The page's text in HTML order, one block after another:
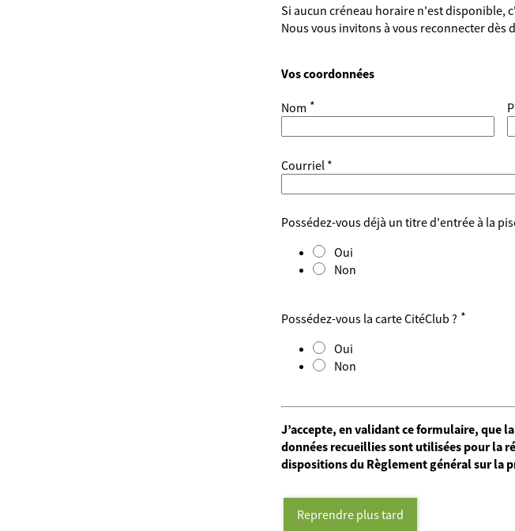
Si aucun créneau horaire n'est disponible,
Nous vous invitons à vous reconnecter
Vos coordonnées
Nom *
Courriel *
Possédez-vous déjà un titre d'entrée à la
Oui
Non
Possédez-vous la carte CitéClub ? *
Oui
Non
J’accepte, en validant ce formulaire, que
données recueillies sont utilisées pour la
dispositions du Règlement général sur la
Reprendre plus tard